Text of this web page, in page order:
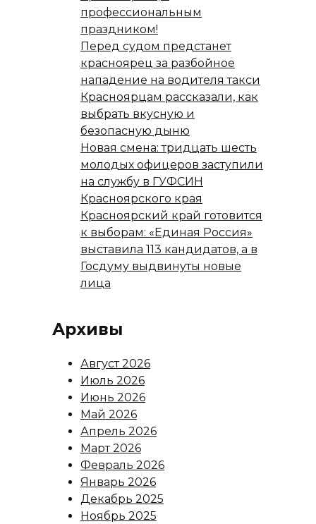
профессиональным
праздником!
Перед судом предстанет
красноярец за разбойное
нападение на водителя такси
Красноярцам рассказали, как
выбрать вкусную и
безопасную дыню
Новая смена: тридцать шесть
молодых офицеров заступили
на службу в ГУФСИН
Красноярского края
Красноярский край готовится
к выборам: «Единая Россия»
выставила 113 кандидатов, а в
Госдуму выдвинуты новые
лица
Архивы
Август 2026
Июль 2026
Июнь 2026
Май 2026
Апрель 2026
Март 2026
Февраль 2026
Январь 2026
Декабрь 2025
Ноябрь 2025